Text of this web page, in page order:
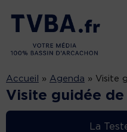
Accueil » Agenda » Visite
Visite guidée
La